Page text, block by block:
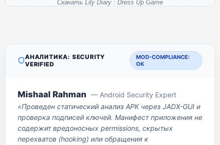
Скачать Lily Diary : Dress Up Game
АНАЛИТИКА: SECURITY
VERIFIED
MOD-COMPLIANCE:
OK
Mishaal Rahman — Android Security Expert
«Проведен статический анализ APK через JADX-GUI и
проверка подписей ключей. Манифест приложения не
содержит вредоносных permissions, скрытых
перехватов (hooking) или обращения к